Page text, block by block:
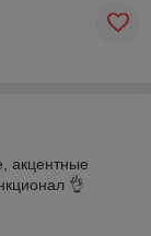
акцентные
👌